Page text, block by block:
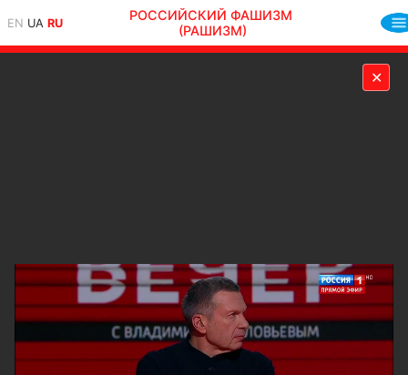
EN UA RU
РОССИЙСКИЙ ФАШИЗМ
(РАШИЗМ)
✕